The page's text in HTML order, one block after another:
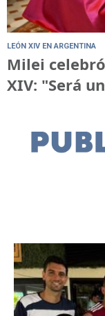
LEÓN XIV EN ARGENTINA
Milei
XIV: "Será